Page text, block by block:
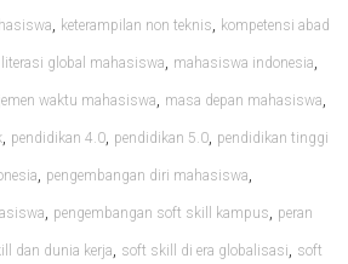
, keterampilan non teknis, kompetensi abad
literasi global mahasiswa, mahasiswa indonesia,
waktu mahasiswa, masa depan mahasiswa,
, pendidikan 4.0, pendidikan 5.0, pendidikan tinggi
, pengembangan diri mahasiswa,
, pengembangan soft skill kampus, peran
dan dunia kerja, soft skill di era globalisasi, soft